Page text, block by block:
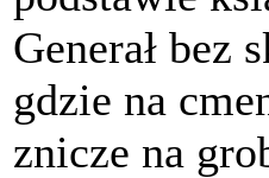
Generał bez
gdzie na
znicze na